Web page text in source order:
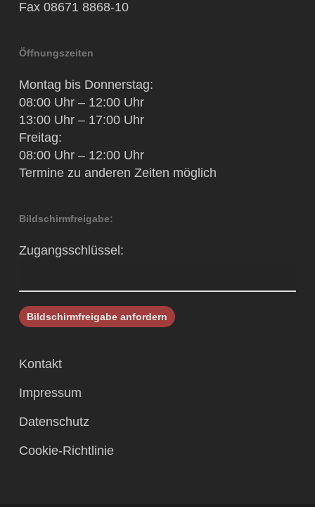
Fax 08671 8868-10
Öffnungszeiten
Montag bis Donnerstag:
08:00 Uhr – 12:00 Uhr
13:00 Uhr – 17:00 Uhr
Freitag:
08:00 Uhr – 12:00 Uhr
Termine zu anderen Zeiten möglich
Bildschirmfreigabe:
Zugangsschlüssel:
Kontakt
Impressum
Datenschutz
Cookie-Richtlinie